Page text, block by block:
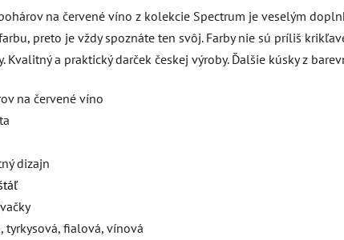
na červené víno z kolekcie Spectrum je veselým
preto je vždy spoznáte ten svôj. Farby nie sú príliš
Kvalitný a praktický darček českej výroby. Ďalšie kúsky z
na červené víno
dizajn
tyrkysová, fialová, vínová